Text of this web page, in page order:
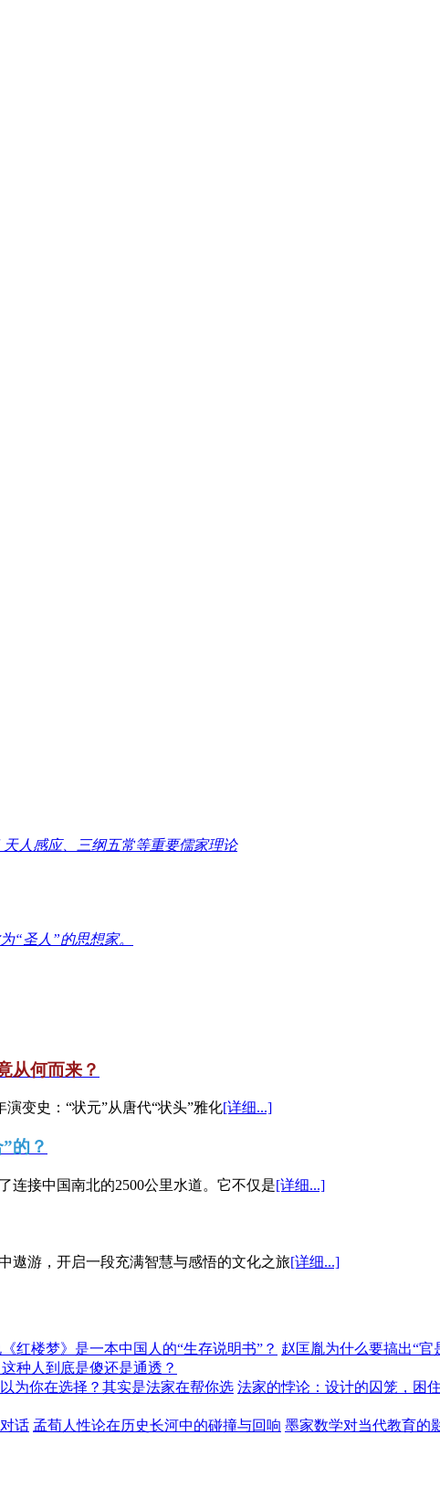
人感应、三纲五常等重要儒家理论
“圣人”的思想家。
从何而来？
变史：“状元”从唐代“状头”雅化[详细...]
的？
连接中国南北的2500公里水道。它不仅是[详细...]
遨游，开启一段充满智慧与感悟的文化之旅[详细...]
红楼梦》是一本中国人的“生存说明书”？ 赵匡胤为什么要搞出“官
种人到底是傻还是通透？
为你在选择？其实是法家在帮你选 法家的悖论：设计的囚笼，困
话 孟荀人性论在历史长河中的碰撞与回响 墨家数学对当代教育的